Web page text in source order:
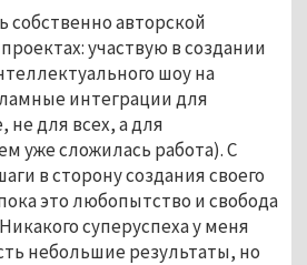
собственно авторской
участвую в создании
шоу на
интеграции для
не для всех, а для
уже сложилась работа). С
в сторону создания своего
это любопытство и свобода
суперуспеха у меня
небольшие результаты, но